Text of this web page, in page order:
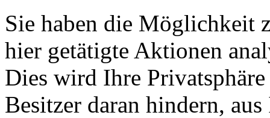
Sie haben die Möglichkeit
hier getätigte Aktionen
Dies wird Ihre
Besitzer daran hindern,